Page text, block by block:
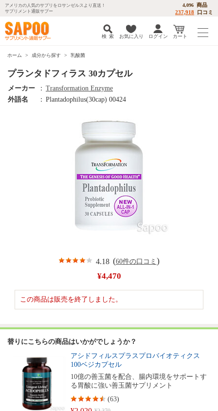
アメリカの人気のサプリをロサンゼルスより直送！
サプリメント通販サプー
4,096 商品
237,918 口コミ
検 索 お気に入り ログイン カート
ホーム 成分から探す 乳酸菌
プランタドフィラス 30カプセル
メーカー ： Transformation Enzyme
外語名
： Plantadophilus(30cap) 00424
4.18 (60件の口コミ )
¥4,470
この商品は販売を終了しました。
替りにこちらの商品はいかがでしょうか？
アシドフィルスプラスプロバイオティクス
100ベジカプセル
10億の善玉菌を配合、腸内環境をサポートす
る胃酸に強い善玉菌サプリメント
(63)